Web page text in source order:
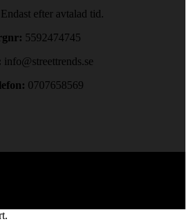
Endast efter avtalad tid.
5592474745
info@streettrends.se
0707658569